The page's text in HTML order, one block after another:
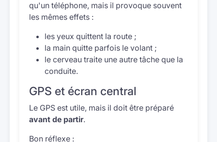
qu'un téléphone, mais il provoque souvent
les mêmes effets :
les yeux quittent la route ;
la main quitte parfois le volant ;
le cerveau traite une autre tâche que la
conduite.
GPS et écran central
Le GPS est utile, mais il doit être préparé
avant de partir.
Bon réflexe :